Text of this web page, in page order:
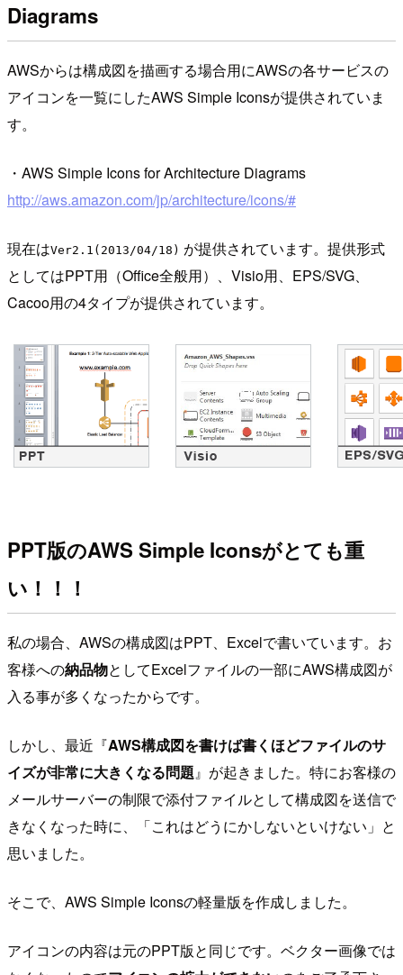
Diagrams
AWSからは構成図を描画する場合用にAWSの各サービスの
アイコンを一覧にしたAWS Simple Iconsが提供されていま
す。
・AWS Simple Icons for Architecture Diagrams
http://aws.amazon.com/jp/architecture/icons/#
現在はVer2.1(2013/04/18) が提供されています。提供形式
としてはPPT用（Office全般用）、Visio用、EPS/SVG、
Cacoo用の4タイプが提供されています。
PPT版のAWS Simple Iconsがとても重
い！！！
私の場合、AWSの構成図はPPT、Excelで書いています。お
客様への納品物としてExcelファイルの一部にAWS構成図が
入る事が多くなったからです。
しかし、最近『AWS構成図を書けば書くほどファイルのサ
イズが非常に大きくなる問題』が起きました。特にお客様の
メールサーバーの制限で添付ファイルとして構成図を送信で
きなくなった時に、「これはどうにかしないといけない」と
思いました。
そこで、AWS Simple Iconsの軽量版を作成しました。
アイコンの内容は元のPPT版と同じです。ベクター画像では